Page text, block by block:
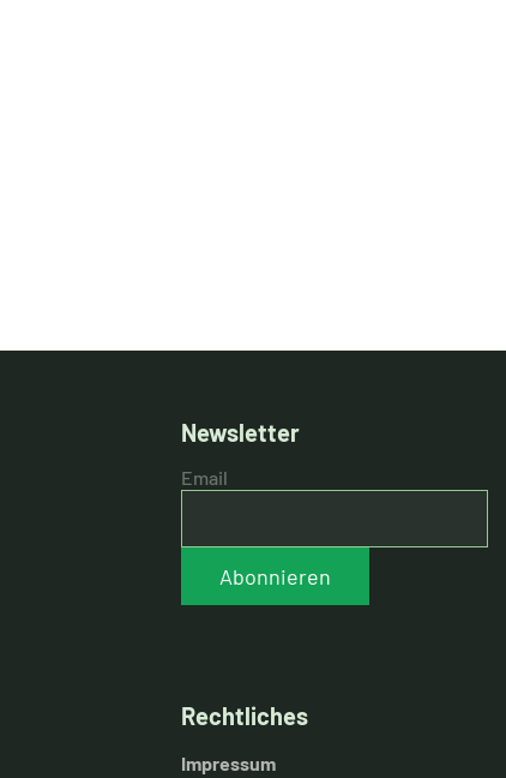
Newsletter
Email
Abonnieren
Rechtliches
Impressum